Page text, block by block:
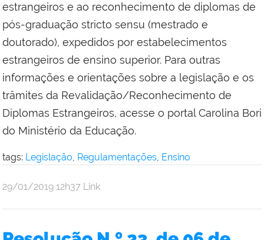
estrangeiros e ao reconhecimento de diplomas de
pós-graduação stricto sensu (mestrado e
doutorado), expedidos por estabelecimentos
estrangeiros de ensino superior. Para outras
informações e orientações sobre a legislação e os
trâmites da Revalidação/Reconhecimento de
Diplomas Estrangeiros, acesse o portal Carolina Bori
do Ministério da Educação.
tags: Legislação, Regulamentações, Ensino
por
publicado
29/01/2019 12h37 Link